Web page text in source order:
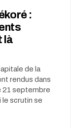
:
là
de la
rendus dans
21 septembre
le scrutin se